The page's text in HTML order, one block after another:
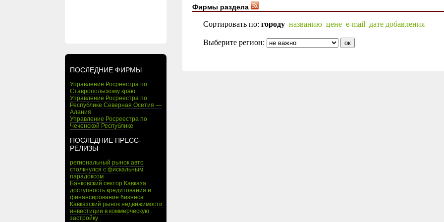
ПОСЛЕДНИЕ ФИРМЫ
Управление Росреестра по
Ставропольскому краю
Управление Росреестра по
Республике Северная Осетия —
Алания
Управление Росреестра по
Чеченской Республике
ПОСЛЕДНИЕ ПРЕСС-
РЕЛИЗЫ
региональный рынок авто
столкнулся с фискальным
парадоксом
Банковский сектор Кавказа:
доступность кредитования и
финансирование бизнеса
Кавказский рынок недвижимости:
инвестиции в коммерческую
застройку
Фирмы раздела
Сортировать по: городу названию цене e-mail дате добавления
Выберите регион: